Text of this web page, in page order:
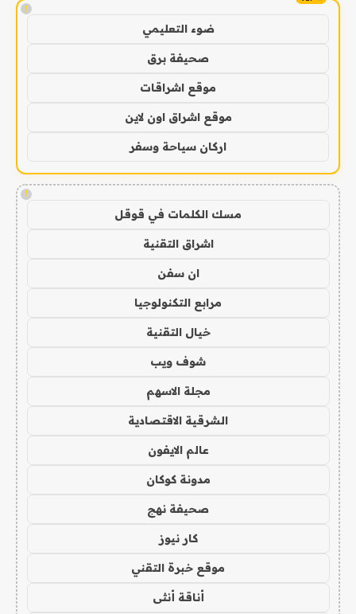
!
ضوء التعليمي
صحيفة برق
موقع اشراقات
موقع اشراق اون لاين
اركان سياحة وسفر
!
مسك الكلمات في قوقل
اشراق التقنية
ان سفن
مرابع التكنولوجيا
خيال التقنية
شوف ويب
مجلة الاسهم
الشرقية الاقتصادية
عالم الايفون
مدونة كوكان
صحيفة نهج
كار نيوز
موقع خبرة التقني
أناقة أنثى